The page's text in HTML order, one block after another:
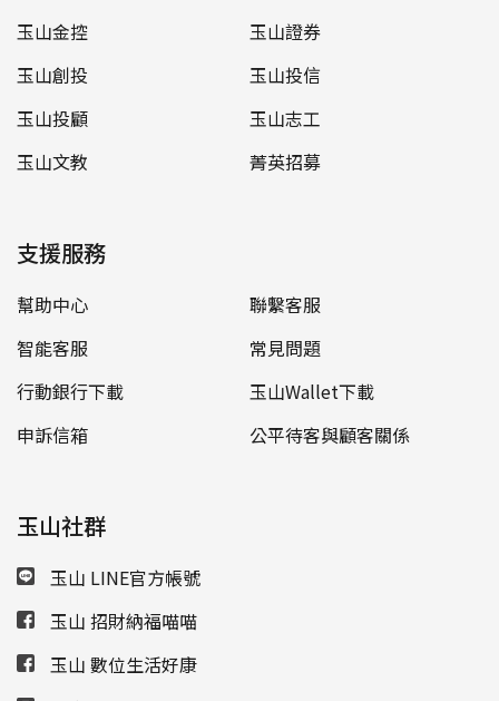
玉山金控
玉山證券
玉山創投
玉山投信
玉山投顧
玉山志工
玉山文教
菁英招募
支援服務
幫助中心
聯繫客服
智能客服
常見問題
行動銀行下載
玉山Wallet下載
申訴信箱
公平待客與顧客關係
玉山社群
玉山 LINE官方帳號
玉山 招財納福喵喵
玉山 數位生活好康